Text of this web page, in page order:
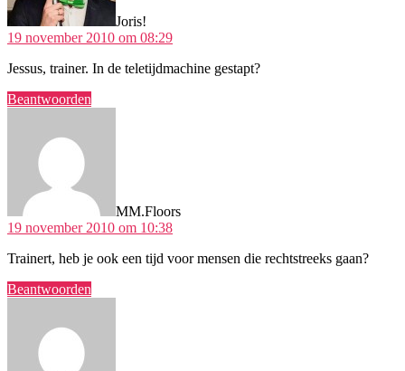
Joris!
19 november 2010 om 08:29
Jessus, trainer. In de teletijdmachine gestapt?
Beantwoorden
MM.Floors
19 november 2010 om 10:38
Trainert, heb je ook een tijd voor mensen die rechtstreeks gaan?
Beantwoorden